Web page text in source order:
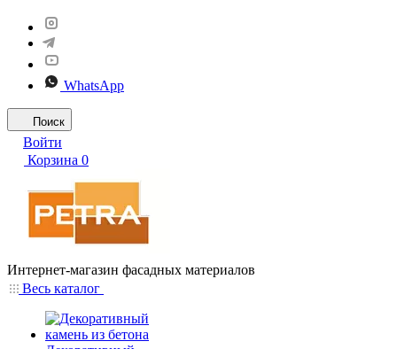
WhatsApp
Поиск
Войти
Корзина 0
Интернет-магазин фасадных материалов
Весь каталог